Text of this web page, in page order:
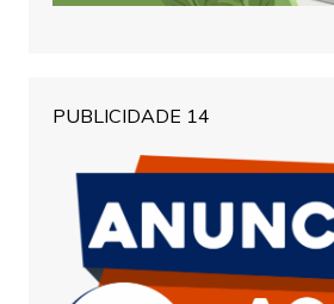
PUBLICIDADE 14